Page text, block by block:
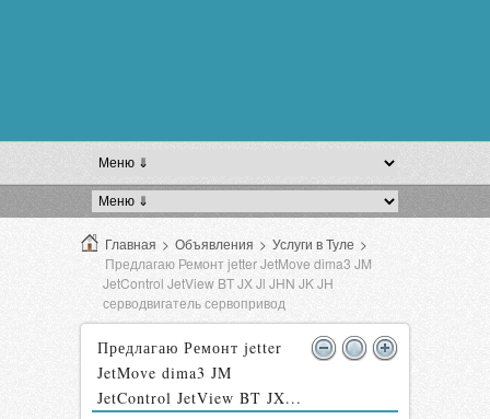
Главная > Объявления > Услуги в Туле >
Предлагаю Ремонт jetter JetMove dima3 JM
JetControl JetView BT JX Jl JHN JK JH
серводвигатель сервопривод
Предлагаю Ремонт jetter
JetMove dima3 JM
JetControl JetView BT JX...